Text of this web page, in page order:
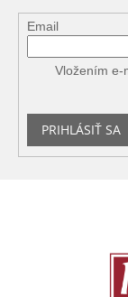
Email
Vložením e-
PRIHLÁSIŤ SA